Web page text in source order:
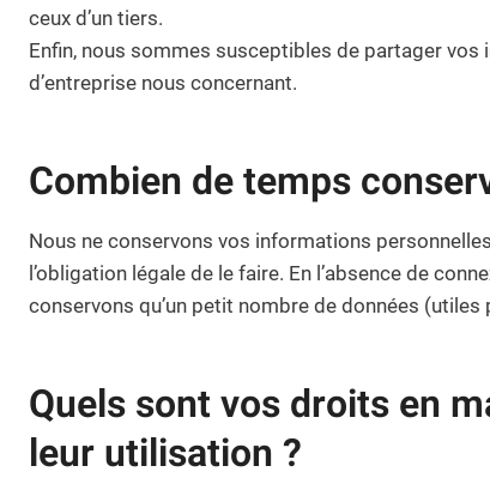
ceux d’un tiers.
Enfin, nous sommes susceptibles de partager vos
d’entreprise nous concernant.
Combien de temps
Nous ne conservons vos informations
l’obligation légale de le faire. En l’absence de
conservons qu’un petit nombre de données
Quels sont vos droits en
leur utilisation ?